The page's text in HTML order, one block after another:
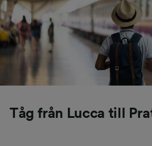
Tåg från Lucca till
positionering. Aktivt läsa
egenskaper för
och/eller få åtkomst till
enhet. Personanpassad
reklam- och
angående målgrupp och
Lista över partner